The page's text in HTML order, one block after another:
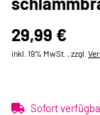
29,99 €
inkl. 19% MwSt. , zzgl.
Sofort